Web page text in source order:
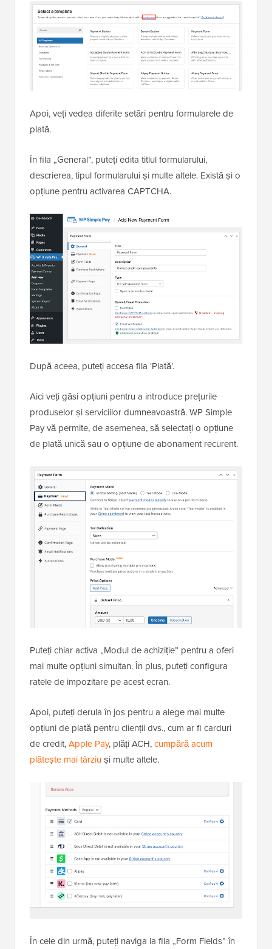
Apoi, veți vedea diferite setări pentru formularele de
plată.
În fila „General”, puteți edita titlul formularului,
descrierea, tipul formularului și multe altele. Există și o
opțiune pentru activarea CAPTCHA.
După aceea, puteți accesa fila ‘Plată’.
Aici veți găsi opțiuni pentru a introduce prețurile
produselor și serviciilor dumneavoastră. WP Simple
Pay vă permite, de asemenea, să selectați o opțiune
de plată unică sau o opțiune de abonament recurent.
Puteți chiar activa „Modul de achiziție” pentru a oferi
mai multe opțiuni simultan. În plus, puteți configura
ratele de impozitare pe acest ecran.
Apoi, puteți derula în jos pentru a alege mai multe
opțiuni de plată pentru clienții dvs., cum ar fi carduri
de credit,Apple Pay, plăți ACH,cumpără acum
plătește mai târziuși multe altele.
În cele din urmă, puteți naviga la fila „Form Fields” în